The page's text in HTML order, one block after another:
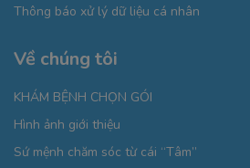
Thông báo xử lý dữ liệu cá nhân
Về chúng tôi
KHÁM BỆNH CHỌN GÓI
Hình ảnh giới thiệu
Sứ mệnh chăm sóc từ cái “Tâm”